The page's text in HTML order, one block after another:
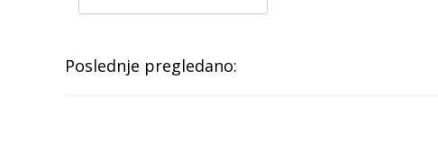
Poslednje pregledano: